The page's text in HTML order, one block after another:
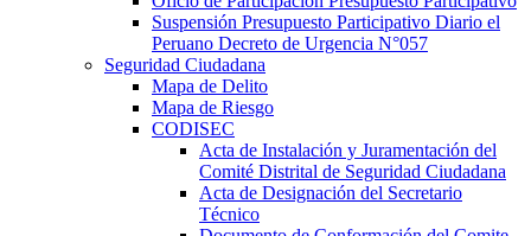
Suspensión Presupuesto Participativo Diario el
Peruano Decreto de Urgencia N°057
Seguridad Ciudadana
Mapa de Delito
Mapa de Riesgo
CODISEC
Acta de Instalación y Juramentación del
Comité Distrital de Seguridad Ciudadana
Acta de Designación del Secretario
Técnico